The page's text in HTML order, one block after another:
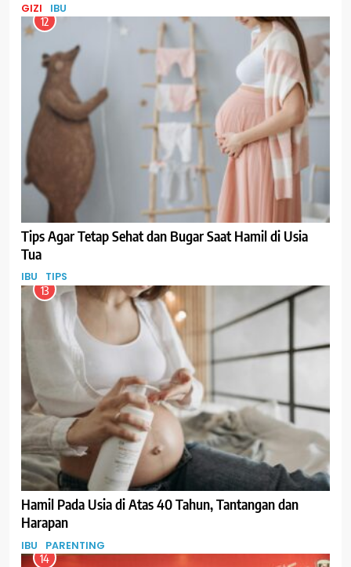
GIZI IBU
12
Tips Agar Tetap Sehat dan Bugar Saat Hamil di Usia
Tua
IBU TIPS
13
Hamil Pada Usia di Atas 40 Tahun, Tantangan dan
Harapan
IBU PARENTING
14